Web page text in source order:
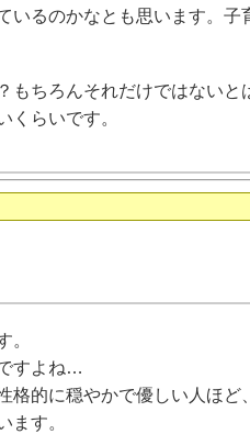
るのかなとも思います。子
んそれだけではないとは
らいです。
。
すよね…
格的に穏やかで優しい人ほど
ます。